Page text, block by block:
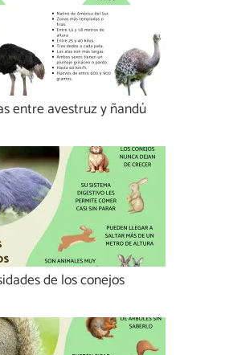
entre avestruz y ñandú
de los conejos